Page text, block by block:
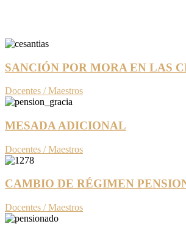
SANCIÓN POR MORA EN LAS
Docentes / Maestros
MESADA ADICIONAL
Docentes / Maestros
CAMBIO DE RÉGIMEN
Docentes / Maestros